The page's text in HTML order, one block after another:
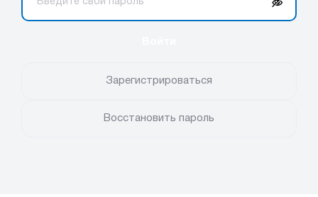
Зарегистрироваться
Восстановить пароль